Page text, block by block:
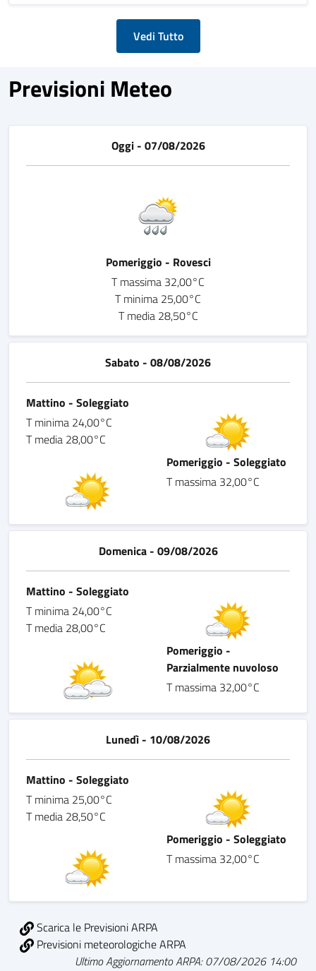
Vedi Tutto
Previsioni Meteo
Oggi - 07/08/2026
Pomeriggio - Rovesci
T massima 32,00°C
T minima 25,00°C
T media 28,50°C
Sabato - 08/08/2026
Mattino - Soleggiato
T minima 24,00°C
T media 28,00°C
Pomeriggio - Soleggiato
T massima 32,00°C
Domenica - 09/08/2026
Mattino - Soleggiato
T minima 24,00°C
T media 28,00°C
Pomeriggio -
Parzialmente nuvoloso
T massima 32,00°C
Lunedì - 10/08/2026
Mattino - Soleggiato
T minima 25,00°C
T media 28,50°C
Pomeriggio - Soleggiato
T massima 32,00°C
Scarica le Previsioni ARPA
Previsioni meteorologiche ARPA
Ultimo Aggiornamento ARPA: 07/08/2026 14:00